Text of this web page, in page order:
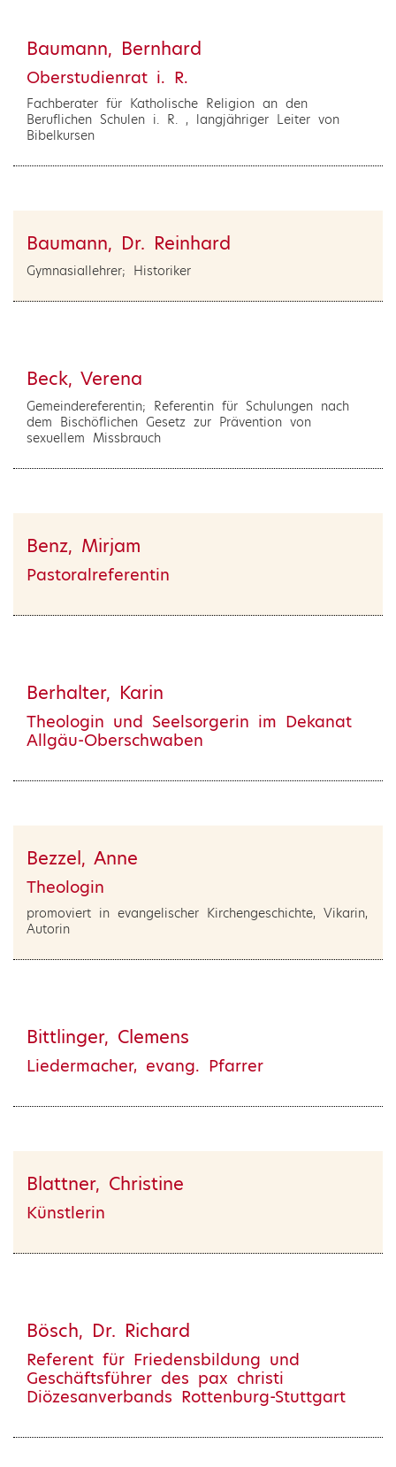
Baumann, Bernhard
Oberstudienrat i. R.
Fachberater für Katholische Religion an den
Beruflichen Schulen i. R. , langjähriger Leiter von
Bibelkursen
Baumann, Dr. Reinhard
Gymnasiallehrer; Historiker
Beck, Verena
Gemeindereferentin; Referentin für Schulungen nach
dem Bischöflichen Gesetz zur Prävention von
sexuellem Missbrauch
Benz, Mirjam
Pastoralreferentin
Berhalter, Karin
Theologin und Seelsorgerin im Dekanat
Allgäu-Oberschwaben
Bezzel, Anne
Theologin
promoviert in evangelischer Kirchengeschichte, Vikarin,
Autorin
Bittlinger, Clemens
Liedermacher, evang. Pfarrer
Blattner, Christine
Künstlerin
Bösch, Dr. Richard
Referent für Friedensbildung und
Geschäftsführer des pax christi
Diözesanverbands Rottenburg-Stuttgart